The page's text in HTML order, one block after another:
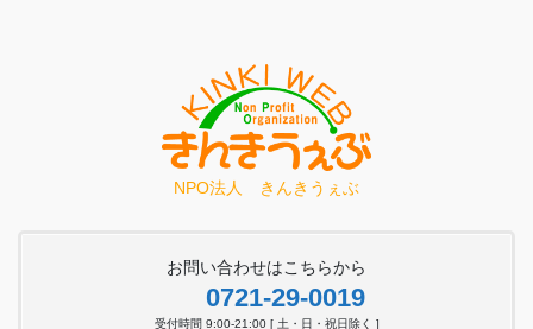
NPO法人 きんきうぇぶ
お問い合わせはこちらから
0721-29-0019
受付時間 9:00-21:00 [ 土・日・祝日除く ]